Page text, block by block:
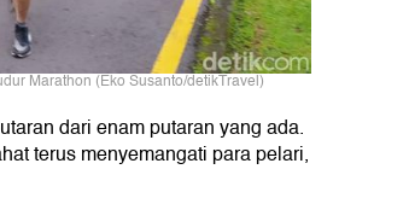
Marathon (Eko Susanto/detikTravel)
dari enam putaran yang ada.
terus menyemangati para pelari,